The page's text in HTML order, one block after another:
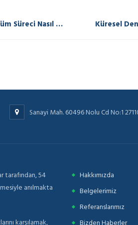
Atık Akülerin Geri Dönüşüm Süreci Nasıl Yapılır? Küresel
Sanayi Mah. 60496 Nolu Cd No:1
tarafından, 54
anılmakta
karşılamak,
Hakkımızda
Belgelerimiz
Referanslarımız